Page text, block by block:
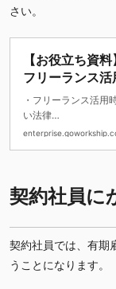
さい。
【お役立ち資料】
フリーランス活
まとめ
・フリーランス活用
い法律
・守るべき義務
契約社員に
契約社員では、有期
うことになります。